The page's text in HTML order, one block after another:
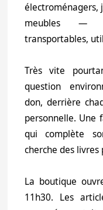
électroménagers,
meubles —
transportables,
Très vite
question
don, derrière
personnelle. Une
qui complète
cherche des livres
La boutique
11h30. Les